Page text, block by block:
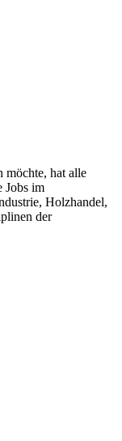
möchte, hat alle
Jobs im
Holzhandel,
der